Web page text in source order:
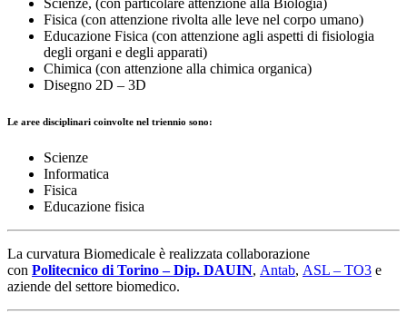
Scienze, (con particolare attenzione alla Biologia)
Fisica (con attenzione rivolta alle leve nel corpo umano)
Educazione Fisica (con attenzione agli aspetti di fisiologia
degli organi e degli apparati)
Chimica (con attenzione alla chimica organica)
Disegno 2D – 3D
Le aree disciplinari coinvolte nel triennio sono:
Scienze
Informatica
Fisica
Educazione fisica
La curvatura Biomedicale è realizzata collaborazione
con Politecnico di Torino – Dip. DAUIN, Antab, ASL – TO3 e
aziende del settore biomedico.